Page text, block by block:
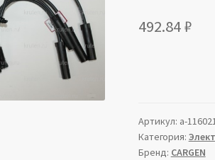
492.84₽
Артикул: a-
Категория:
Бренд: CARGEN